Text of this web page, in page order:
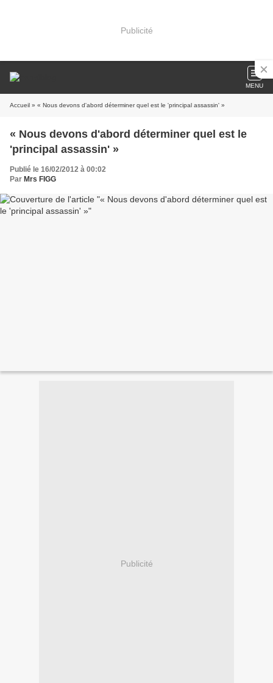
Publicité
MENU
Accueil » « Nous devons d'abord déterminer quel est le 'principal assassin' »
« Nous devons d'abord déterminer quel est le
'principal assassin' »
Publié le 16/02/2012 à 00:02
Par Mrs FIGG
Publicité